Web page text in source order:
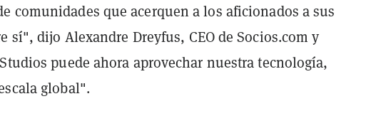
comunidades que acerquen a los aficionados a sus
sí", dijo Alexandre Dreyfus, CEO de Socios.com y
puede ahora aprovechar nuestra tecnología,
global".